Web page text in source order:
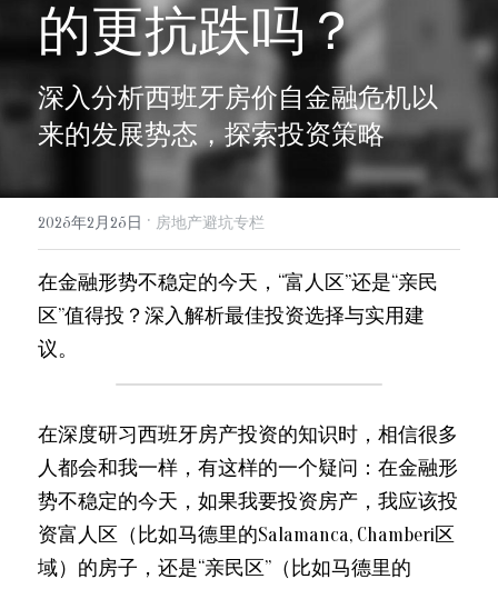
Chinese
Español
info@evergreen-eu.com
的更抗跌吗？
深入分析西班牙房价自金融危机以
来的发展势态，探索投资策略
2025年2月25日 · 房地产避坑专栏
在金融形势不稳定的今天，“富人区”还是“亲民
区”值得投？深入解析最佳投资选择与实用建
议。
在深度研习西班牙房产投资的知识时，相信很多
人都会和我一样，有这样的一个疑问：在金融形
势不稳定的今天，如果我要投资房产，我应该投
资富人区（比如马德里的Salamanca, Chamberi区
域）的房子，还是“亲民区”（比如马德里的